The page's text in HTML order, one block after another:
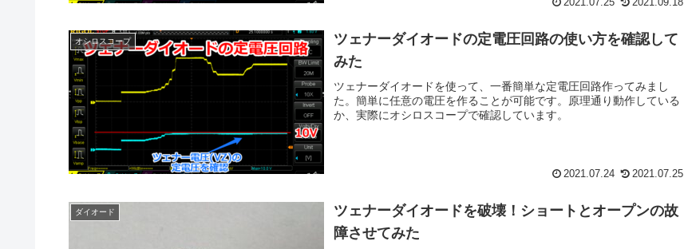
2021.07.25 2021.09.18
オシロスコープ
ツェナーダイオードの定電圧回路の使い方を確認して
みた
ツェナーダイオードを使って、一番簡単な定電圧回路作ってみまし
た。簡単に任意の電圧を作ることが可能です。原理通り動作している
か、実際にオシロスコープで確認しています。
2021.07.24 2021.07.25
ダイオード
ツェナーダイオードを破壊！ショートとオープンの故
障させてみた